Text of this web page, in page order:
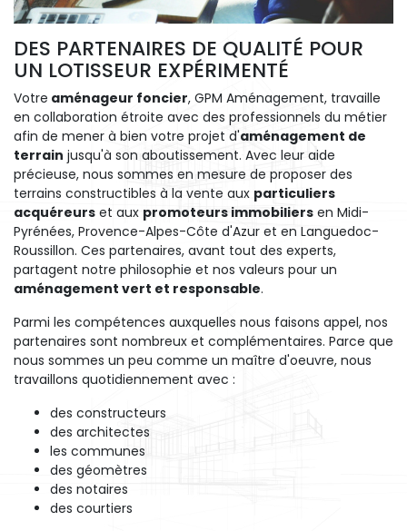
DES PARTENAIRES DE QUALITÉ POUR
UN LOTISSEUR EXPÉRIMENTÉ
Votre aménageur foncier, GPM Aménagement, travaille
en collaboration étroite avec des professionnels du métier
afin de mener à bien votre projet d'aménagement de
terrain jusqu'à son aboutissement. Avec leur aide
précieuse, nous sommes en mesure de proposer des
terrains constructibles à la vente aux particuliers
acquéreurs et aux promoteurs immobiliers en Midi-
Pyrénées, Provence-Alpes-Côte d'Azur et en Languedoc-
Roussillon. Ces partenaires, avant tout des experts,
partagent notre philosophie et nos valeurs pour un
aménagement vert et responsable.
Parmi les compétences auxquelles nous faisons appel, nos
partenaires sont nombreux et complémentaires. Parce que
nous sommes un peu comme un maître d'oeuvre, nous
travaillons quotidiennement avec :
des constructeurs
des architectes
les communes
des géomètres
des notaires
des courtiers